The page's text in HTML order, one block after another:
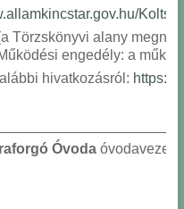
Törzskönyvi alany
engedély: a
hivatkozásról: https://
Óvoda